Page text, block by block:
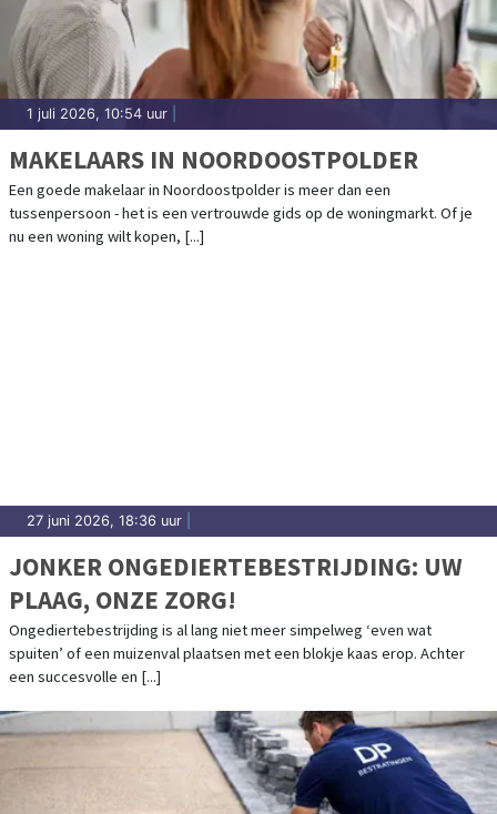
1 juli 2026, 10:54 uur
MAKELAARS IN NOORDOOSTPOLDER
Een goede makelaar in Noordoostpolder is meer dan een
tussenpersoon - het is een vertrouwde gids op de woningmarkt. Of je
nu een woning wilt kopen, [...]
27 juni 2026, 18:36 uur
JONKER ONGEDIERTEBESTRIJDING: UW
PLAAG, ONZE ZORG!
Ongediertebestrijding is al lang niet meer simpelweg ‘even wat
spuiten’ of een muizenval plaatsen met een blokje kaas erop. Achter
een succesvolle en [...]